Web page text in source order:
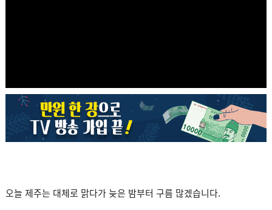
오늘 제주는 대체로 맑다가 늦은 밤부터 구름 많겠습니다.